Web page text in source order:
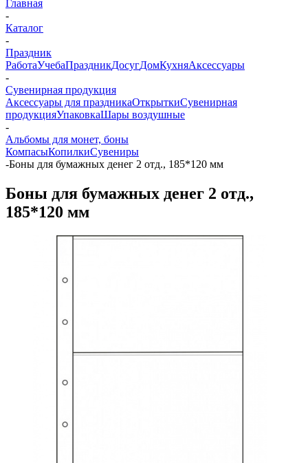
Главная
-
Каталог
-
Праздник
РаботаУчебаПраздникДосугДомКухняАксессуары
-
Сувенирная продукция
Аксессуары для праздникаОткрыткиСувенирная
продукцияУпаковкаШары воздушные
-
Альбомы для монет, боны
КомпасыКопилкиСувениры
-Боны для бумажных денег 2 отд., 185*120 мм
Боны для бумажных денег 2 отд.,
185*120 мм